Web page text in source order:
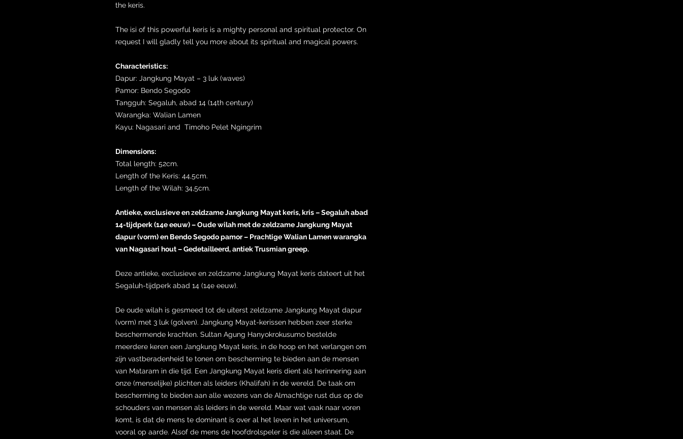
the keris.
The isi of this powerful keris is a mighty personal and spiritual protector. On
request I will gladly tell you more about its spiritual and magical powers.
Characteristics:
Dapur: Jangkung Mayat – 3 luk (waves)
Pamor: Bendo Segodo
Tangguh: Segaluh, abad 14 (14th century)
Warangka: Walian Lamen
Kayu: Nagasari and Timoho Pelet Ngingrim
Dimensions:
Total length: 52cm.
Length of the Keris: 44,5cm.
Length of the Wilah: 34,5cm.
Antieke, exclusieve en zeldzame Jangkung Mayat keris, kris – Segaluh abad
14-tijdperk (14e eeuw) – Oude wilah met de zeldzame Jangkung Mayat
dapur (vorm) en Bendo Segodo pamor – Prachtige Walian Lamen warangka
van Nagasari hout – Gedetailleerd, antiek Trusmian greep.
Deze antieke, exclusieve en zeldzame Jangkung Mayat keris dateert uit het
Segaluh-tijdperk abad 14 (14e eeuw).
De oude wilah is gesmeed tot de uiterst zeldzame Jangkung Mayat dapur
(vorm) met 3 luk (golven). Jangkung Mayat-kerissen hebben zeer sterke
beschermende krachten. Sultan Agung Hanyokrokusumo bestelde
meerdere keren een Jangkung Mayat keris, in de hoop en het verlangen om
zijn vastberadenheid te tonen om bescherming te bieden aan de mensen
van Mataram in die tijd. Een Jangkung Mayat keris dient als herinnering aan
onze (menselijke) plichten als leiders (Khalifah) in de wereld. De taak om
bescherming te bieden aan alle wezens van de Almachtige rust dus op de
schouders van mensen als leiders in de wereld. Maar wat vaak naar voren
komt, is dat de mens te dominant is over al het leven in het universum,
vooral op aarde. Alsof de mens de hoofdrolspeler is die alleen staat. De